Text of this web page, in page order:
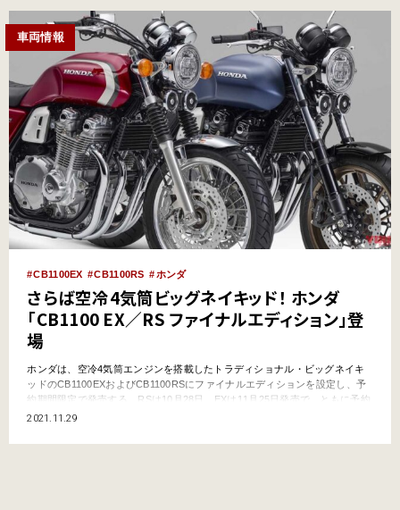
車両情報
CB1100EX CB1100RS ホンダ
さらば空冷4気筒ビッグネイキッド！ ホンダ
「CB1100 EX／RS ファイナルエディション」登
場
ホンダは、空冷4気筒エンジンを搭載したトラディショナル・ビッグネイキ
ッドのCB1100EXおよびCB1100RSにファイナルエディションを設定し、予
約期間限定で発売する。RSは10月28日、EXは11月25日発売で、ともに予約
期間は2021年10月8日～11月30日だ。 ●文：ヤングマシン編集部 ●外部リ
ホンダは、…
2021.11.29